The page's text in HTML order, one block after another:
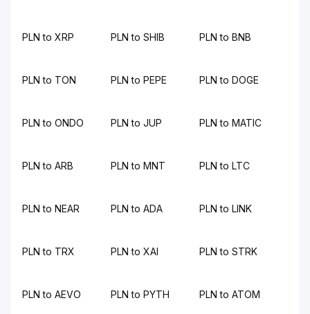
PLN to XRP PLN to SHIB PLN to BNB
PLN to TON PLN to PEPE PLN to DOGE
PLN to ONDO PLN to JUP PLN to MATIC
PLN to ARB PLN to MNT PLN to LTC
PLN to NEAR PLN to ADA PLN to LINK
PLN to TRX PLN to XAI PLN to STRK
PLN to AEVO PLN to PYTH PLN to ATOM